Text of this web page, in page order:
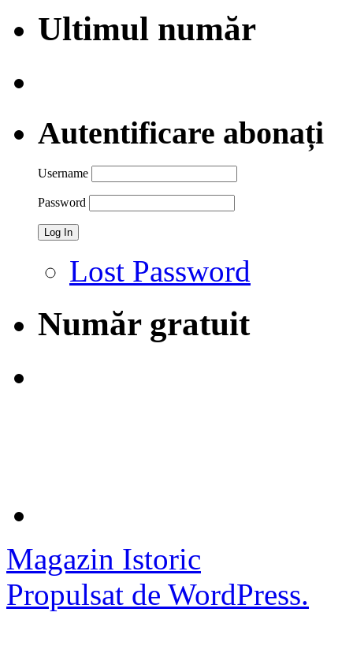
Ultimul număr
Autentificare abonați
Username
Password
Lost Password
Număr gratuit
Magazin Istoric
Propulsat de WordPress.